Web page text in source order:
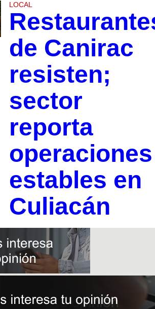
LOCAL
de Canirac
resisten;
sector
reporta
operaciones
estables en
Culiacán